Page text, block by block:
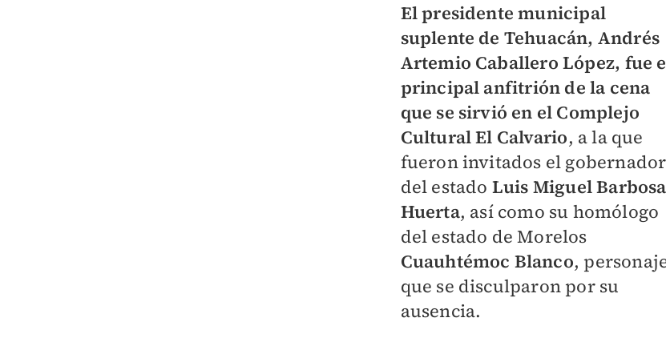
El presidente municipal
suplente de Tehuacán, Andrés
Artemio Caballero López, fue
principal anfitrión de la cena
que se sirvió en el Complejo
Cultural El Calvario, a la que
fueron invitados el gobernador
del estado Luis Miguel Barbosa
Huerta, así como su homólogo
del estado de Morelos
Cuauhtémoc Blanco,
que se disculparon por su
ausencia.